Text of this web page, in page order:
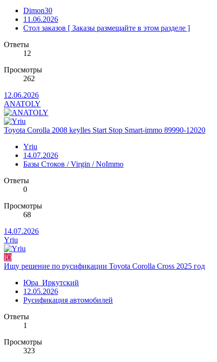
Dimon30
11.06.2026
Стол заказов [ Заказы размещайте в этом разделе ]
Ответы
12
Просмотры
262
12.06.2026
ANATOLY
Toyota Corolla 2008 keylles Start Stop Smart-immo 89990-12020
Yriu
14.07.2026
Базы Стоков / Virgin / NoImmo
Ответы
0
Просмотры
68
14.07.2026
Yriu
Ю
Ищу решение по русификации Toyota Corolla Cross 2025 год
Юра_Иркутский
12.05.2026
Русификация автомобилей
Ответы
1
Просмотры
323